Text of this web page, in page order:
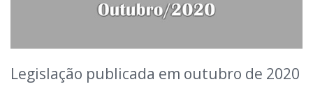
Legislação publicada em outubro de 2020